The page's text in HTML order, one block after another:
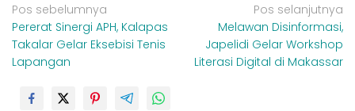
N
a
v
Pos sebelumnya
Pererat Sinergi APH, Kalapas
Takalar Gelar Eksebisi Tenis
Lapangan
Pos selanjutnya
Melawan Disinformasi,
Japelidi Gelar Workshop
Literasi Digital di Makassar